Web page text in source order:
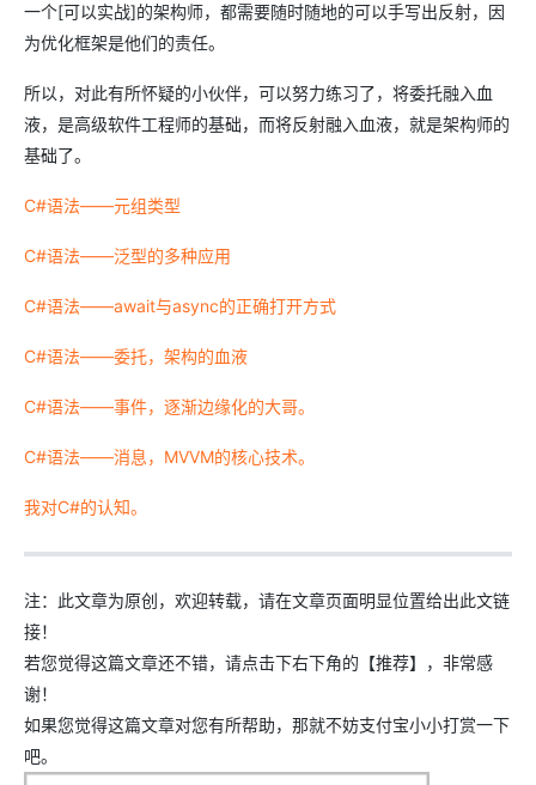
一个[可以实战]的架构师，都需要随时随地的可以手写出反射，因
为优化框架是他们的责任。
所以，对此有所怀疑的小伙伴，可以努力练习了，将委托融入血
液，是高级软件工程师的基础，而将反射融入血液，就是架构师的
基础了。
C#语法——元组类型
C#语法——泛型的多种应用
C#语法——await与async的正确打开方式
C#语法——委托，架构的血液
C#语法——事件，逐渐边缘化的大哥。
C#语法——消息，MVVM的核心技术。
我对C#的认知。
注：此文章为原创，欢迎转载，请在文章页面明显位置给出此文链
接！
若您觉得这篇文章还不错，请点击下右下角的【推荐】，非常感
谢！
如果您觉得这篇文章对您有所帮助，那就不妨支付宝小小打赏一下
吧。